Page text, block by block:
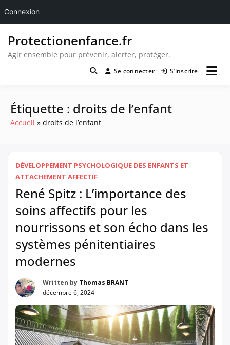
contenu
Protectionenfance.fr
Agir ensemble pour prévenir, alerter, protéger.
Se connecter S’inscrire
Étiquette : droits de l’enfant
Accueil droits de l’enfant
DÉVELOPPEMENT PSYCHOLOGIQUE DES ENFANTS ET
ATTACHEMENT AFFECTIF
René Spitz : L’importance des
soins affectifs pour les
nourrissons et son écho dans les
systèmes pénitentiaires
modernes
Written by Thomas BRANT
décembre 6, 2024
Connexion